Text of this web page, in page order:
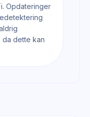
Opdateringer
da dette kan